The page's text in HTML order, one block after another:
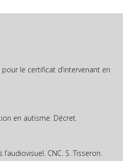
le certificat d’intervenant en
en autisme. Décret.
CNC. S. Tisseron.